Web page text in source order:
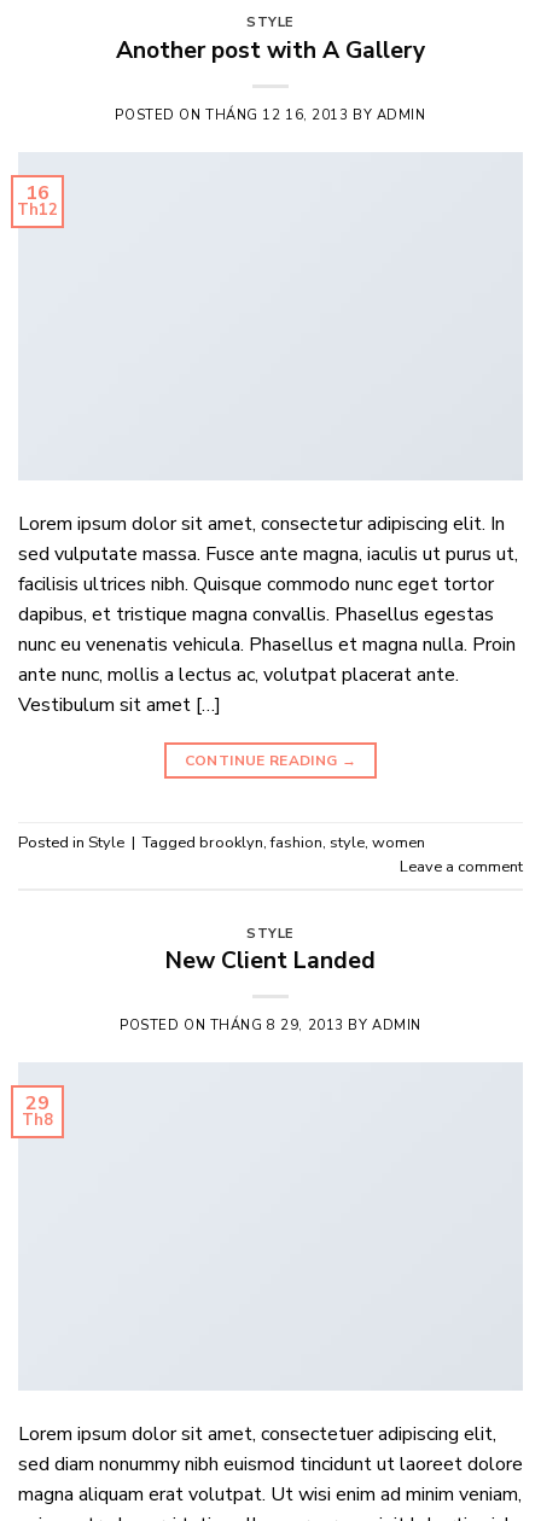
STYLE
Another post with A Gallery
POSTED ON THÁNG 12 16, 2013 BY ADMIN
16
Th12
Lorem ipsum dolor sit amet, consectetur adipiscing elit. In
sed vulputate massa. Fusce ante magna, iaculis ut purus ut,
facilisis ultrices nibh. Quisque commodo nunc eget tortor
dapibus, et tristique magna convallis. Phasellus egestas
nunc eu venenatis vehicula. Phasellus et magna nulla. Proin
ante nunc, mollis a lectus ac, volutpat placerat ante.
Vestibulum sit amet […]
CONTINUE READING →
Posted in Style | Tagged brooklyn,fashion, style, women
Leave a comment
STYLE
New Client Landed
POSTED ON THÁNG 8 29, 2013 BY ADMIN
29
Th8
Lorem ipsum dolor sit amet, consectetuer adipiscing elit,
sed diam nonummy nibh euismod tincidunt ut laoreet dolore
magna aliquam erat volutpat. Ut wisi enim ad minim veniam,